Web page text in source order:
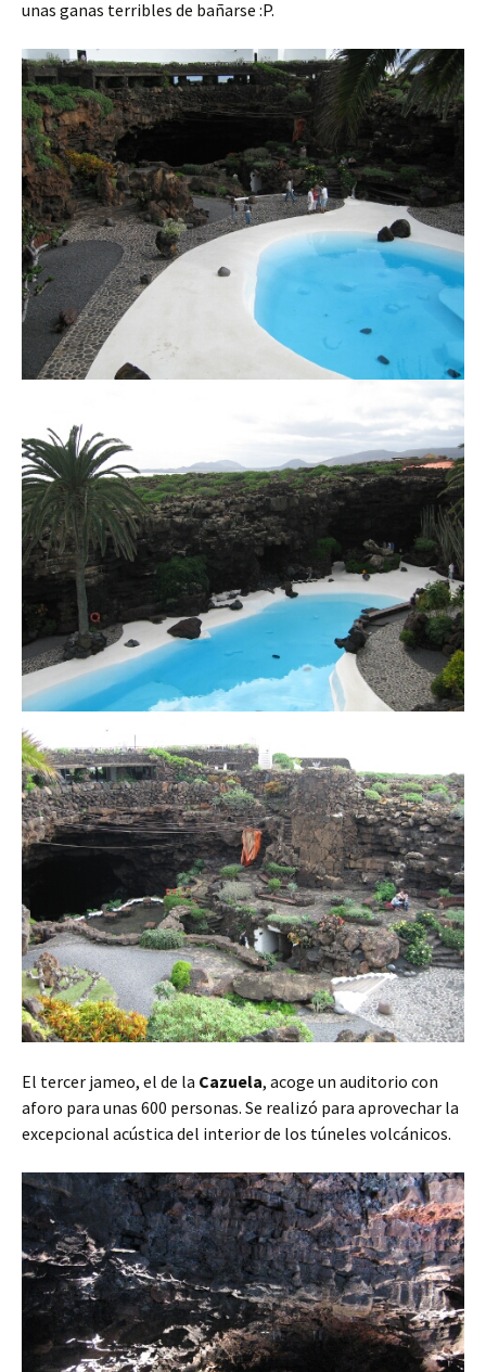
unas ganas terribles de bañarse :P.
El tercer jameo, el de la Cazuela, acoge un auditorio con
aforo para unas 600 personas. Se realizó para aprovechar la
excepcional acústica del interior de los túneles volcánicos.